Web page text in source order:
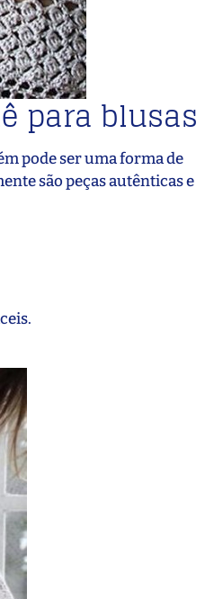
para blusas
pode ser uma forma de
são peças autênticas e